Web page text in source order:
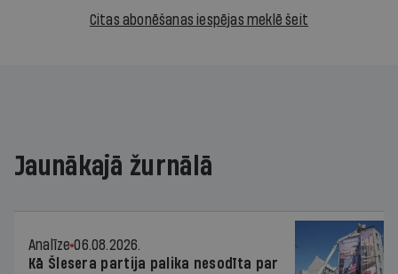
Citas abonēšanas iespējas meklē šeit
Jaunākajā žurnālā
Analīze 06.08.2026.
Kā Šlesera partija palika nesodīta par